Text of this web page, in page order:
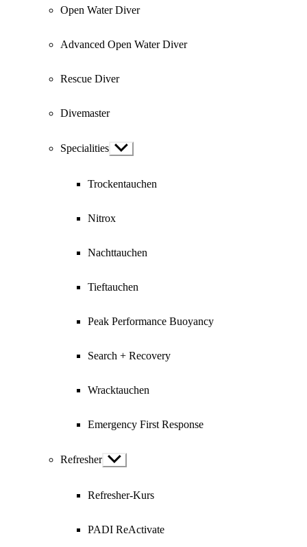
Open Water Diver
Advanced Open Water Diver
Rescue Diver
Divemaster
Specialities Show
sub
Trockentauchen
Nitrox
Nachttauchen
Tieftauchen
Peak Performance Buoyancy
Search + Recovery
Wracktauchen
Emergency First Response
Refresher Show
sub
Refresher-Kurs
PADI ReActivate